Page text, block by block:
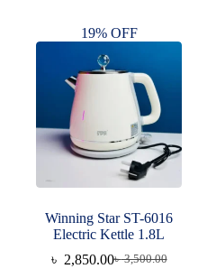
19% OFF
Winning Star ST-6016
Electric Kettle 1.8L
৳3,500.00
Original
৳ 2,850.00Current